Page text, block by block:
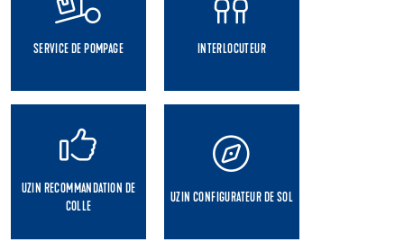
SERVICE DE POMPAGE INTERLOCUTEUR
UZIN RECOMMANDATION DE
COLLE
UZIN CONFIGURATEUR DE SOL